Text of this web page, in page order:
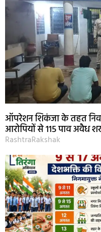
ऑपरेशन शिकंजा के तहत
आरोपियों से 115 पाव अवैध
RashtraRakshak